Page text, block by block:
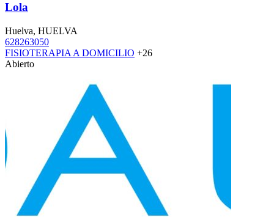
Lola
Huelva, HUELVA
628263050
FISIOTERAPIA A DOMICILIO +26
Abierto